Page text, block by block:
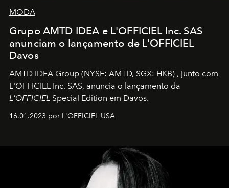
MODA
Grupo AMTD IDEA e L'OFFICIEL Inc. SAS
anunciam o lançamento de L'OFFICIEL
Davos
AMTD IDEA Group (NYSE: AMTD, SGX: HKB) , junto com
L'OFFICIEL Inc. SAS, anuncia o lançamento da
L'OFFICIEL Special Edition em Davos.
16.01.2023 por L'OFFICIEL USA